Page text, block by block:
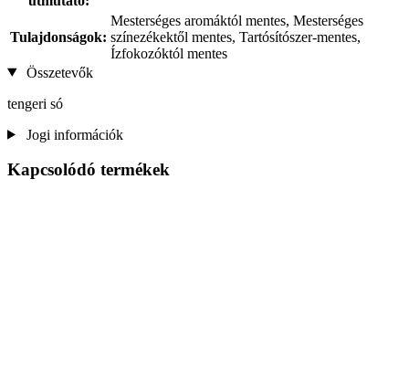
Tulajdonságok:
Mesterséges aromáktól mentes, Mesterséges
színezékektől mentes, Tartósítószer-mentes,
Ízfokozóktól mentes
Összetevők
tengeri só
Jogi információk
Kapcsolódó termékek